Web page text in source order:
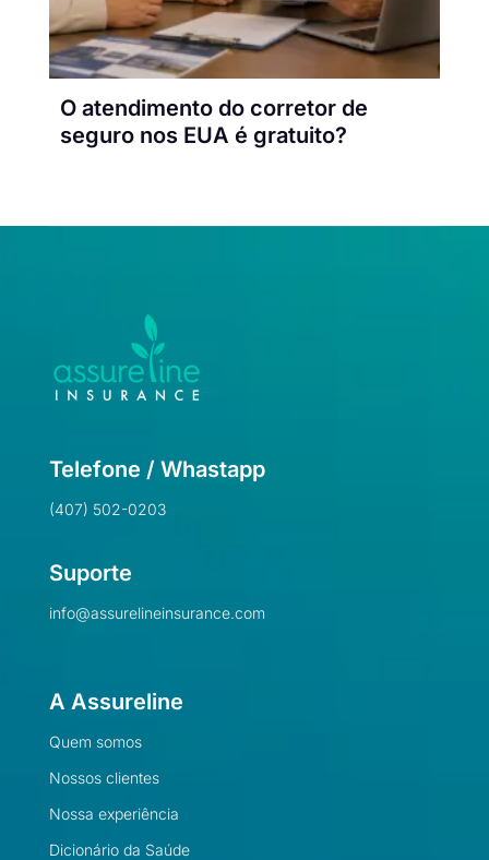
O atendimento do corretor de
seguro nos EUA é gratuito?
Telefone / Whastapp
(407) 502-0203
Suporte
info@assurelineinsurance.com
A Assureline
Quem somos
Nossos clientes
Nossa experiência
Dicionário da Saúde